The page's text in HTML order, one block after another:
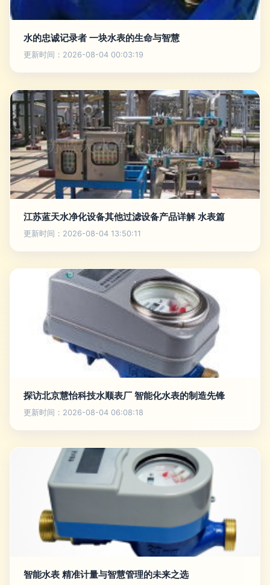
水的忠诚记录者 一块水表的生命与智慧
更新时间：2026-08-04 00:03:19
江苏蓝天水净化设备其他过滤设备产品详解 水表篇
更新时间：2026-08-04 13:50:11
探访北京慧怡科技水顺表厂 智能化水表的制造先锋
更新时间：2026-08-04 06:08:18
智能水表 精准计量与智慧管理的未来之选